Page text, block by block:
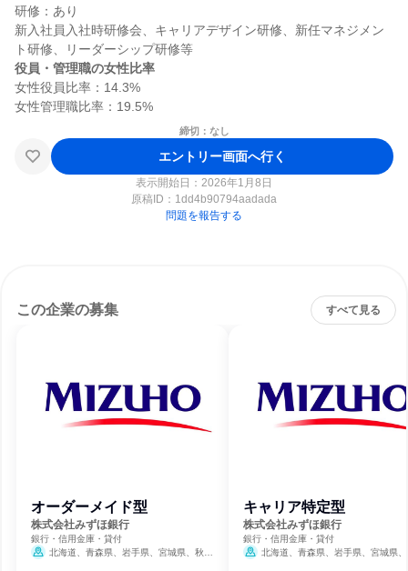
研修：あり
新入社員入社時研修会、キャリアデザイン研修、新任マネジメン
役員・管理職の女性比率
女性役員比率：14.3%
締切：なし
エントリー画面へ行く
表示開始日：2026年1月8日
原稿ID： 1dd4b90794aadada
問題を報告する
この企業の募集 すべて見る
オーダーメイド型
株式会社みずほ銀行
銀行・信用金庫・貸付
北海道、青森県、岩手県、宮城県、秋田
キャリア特定型
株式会社みずほ銀行
銀行・信用金庫・貸付
北海道、青森県、岩手県、宮城県